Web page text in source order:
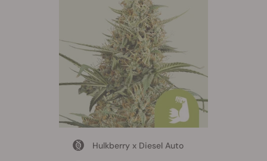
Hulkberry x Diesel Auto